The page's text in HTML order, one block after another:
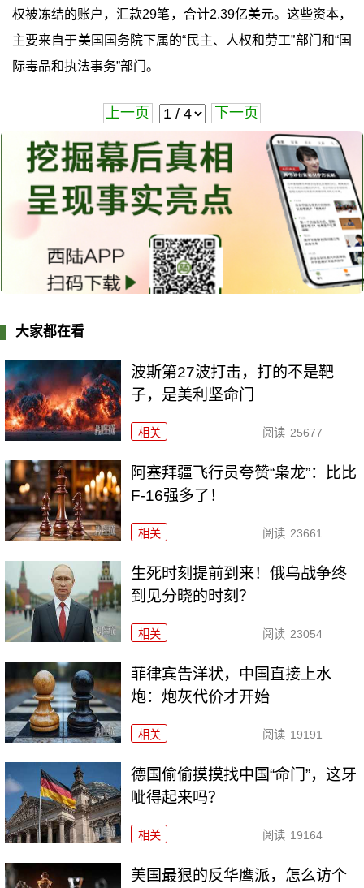
权被冻结的账户，汇款29笔，合计2.39亿美元。这些资本，
主要来自于美国国务院下属的“民主、人权和劳工”部门和“国
际毒品和执法事务”部门。
上一页 下一页
大家都在看
波斯第27波打击，打的不是靶
子，是美利坚命门
相关 阅读 25677
阿塞拜疆飞行员夸赞“枭龙”：比比
F-16强多了！
相关 阅读 23661
生死时刻提前到来！俄乌战争终
到见分晓的时刻？
相关 阅读 23054
菲律宾告洋状，中国直接上水
炮：炮灰代价才开始
相关 阅读 19191
德国偷偷摸摸找中国“命门”，这牙
呲得起来吗？
相关 阅读 19164
美国最狠的反华鹰派，怎么访个